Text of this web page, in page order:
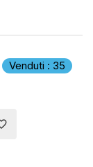
Venduti : 35